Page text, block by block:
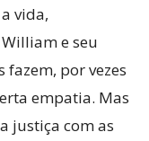
vida,
e seu
fazem, por vezes
empatia. Mas
justiça com as